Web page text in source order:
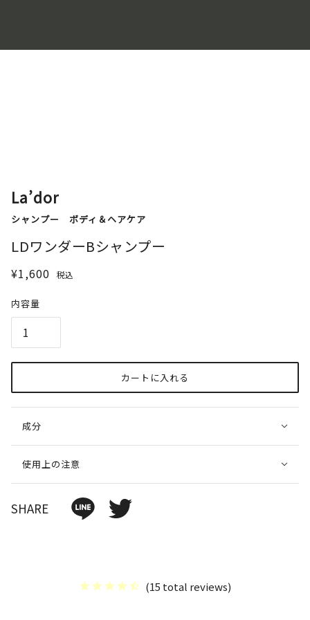
La’dor
シャンプー ボディ＆ヘアケア
LDワンダーBシャンプー
¥1,600 税込
内容量
カートに入れる
成分
使用上の注意
SHARE
(15 total reviews)